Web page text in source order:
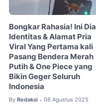
Bongkar Rahasia! Ini Dia
Identitas & Alamat Pria
Viral Yang Pertama kali
Pasang Bendera Merah
Putih & One Piece yang
Bikin Geger Seluruh
Indonesia
By Redaksi • 08 Agustus 2025